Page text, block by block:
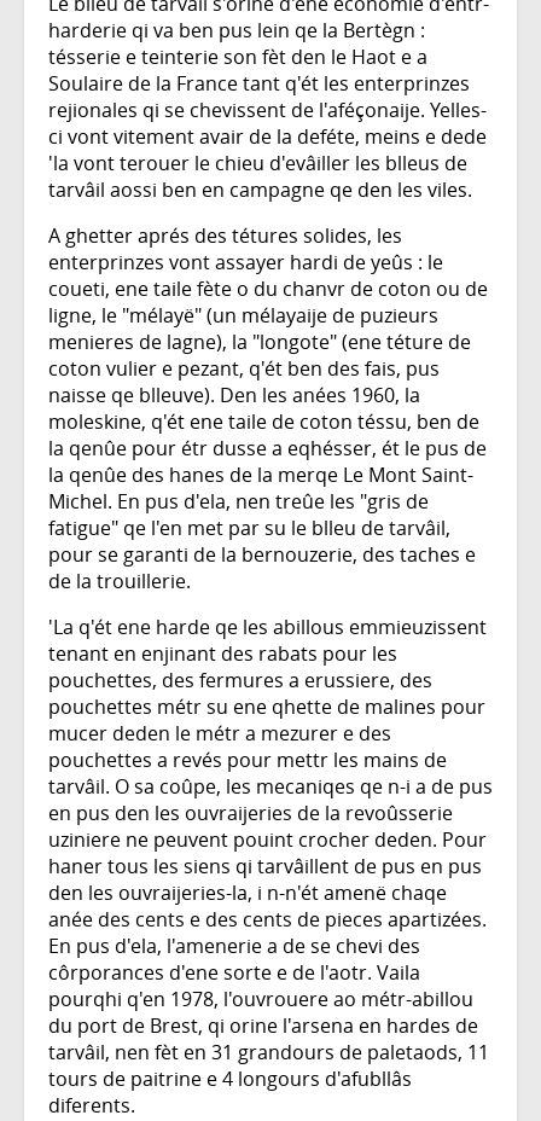
harderie qi va ben pus lein qe la Bertègn :
tésserie e teinterie son fèt den le Haot e a
Soulaire de la France tant q'ét les enterprinzes
rejionales qi se chevissent de l'aféçonaije. Yelles-
ci vont vitement avair de la deféte, meins e dede
'la vont terouer le chieu d'evâiller les blleus de
tarvâil aossi ben en campagne qe den les viles.
A ghetter aprés des tétures solides, les
enterprinzes vont assayer hardi de yeûs : le
coueti, ene taile fète o du chanvr de coton ou de
ligne, le "mélayë" (un mélayaije de puzieurs
menieres de lagne), la "longote" (ene téture de
coton vulier e pezant, q'ét ben des fais, pus
naisse qe blleuve). Den les anées 1960, la
moleskine, q'ét ene taile de coton téssu, ben de
la qenûe pour étr dusse a eqhésser, ét le pus de
la qenûe des hanes de la merqe Le Mont Saint-
Michel. En pus d'ela, nen treûe les "gris de
fatigue" qe l'en met par su le blleu de tarvâil,
pour se garanti de la bernouzerie, des taches e
de la trouillerie.
'La q'ét ene harde qe les abillous emmieuzissent
tenant en enjinant des rabats pour les
pouchettes, des fermures a erussiere, des
pouchettes métr su ene qhette de malines pour
mucer deden le métr a mezurer e des
pouchettes a revés pour mettr les mains de
tarvâil. O sa coûpe, les mecaniqes qe n-i a de pus
en pus den les ouvraijeries de la revoûsserie
uziniere ne peuvent pouint crocher deden. Pour
haner tous les siens qi tarvâillent de pus en pus
den les ouvraijeries-la, i n-n'ét amenë chaqe
anée des cents e des cents de pieces apartizées.
En pus d'ela, l'amenerie a de se chevi des
côrporances d'ene sorte e de l'aotr. Vaila
pourqhi q'en 1978, l'ouvrouere ao métr-abillou
du port de Brest, qi orine l'arsena en hardes de
tarvâil, nen fèt en 31 grandours de paletaods, 11
tours de paitrine e 4 longours d'afubllâs
diferents.